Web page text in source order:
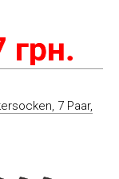
7 Paar,